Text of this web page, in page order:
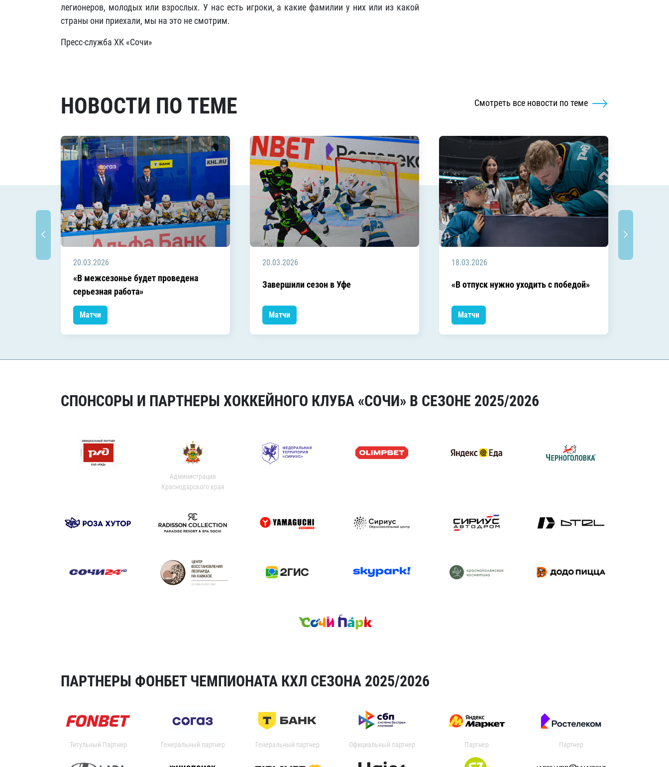
легионеров, молодых или взрослых. У нас есть игроки, а какие фамилии у них или из какой
страны они приехали, мы на это не смотрим.
Пресс-служба ХК «Сочи»
НОВОСТИ ПО ТЕМЕ Смотреть все новости по теме
20.03.2026
«В межсезонье будет проведена
серьезная работа»
Матчи
20.03.2026
Завершили сезон в Уфе
Матчи
18.03.2026
«В отпуск нужно уходить с победой»
Матчи
СПОНСОРЫ И ПАРТНЕРЫ ХОККЕЙНОГО КЛУБА «СОЧИ» В СЕЗОНЕ 2025/2026
Администрация
Краснодарского края
ПАРТНЕРЫ ФОНБЕТ ЧЕМПИОНАТА КХЛ СЕЗОНА 2025/2026
Титульный Партнер Генеральный партнер Генеральный партнер Официальный партнер Партнер Партнер